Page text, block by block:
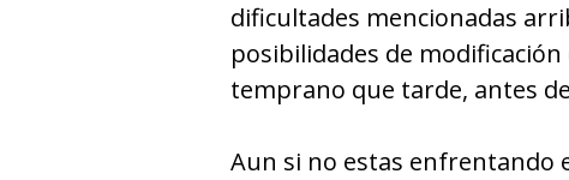
dificultades mencionadas
posibilidades de
temprano que tarde, antes
Aun si no estas enfrentando